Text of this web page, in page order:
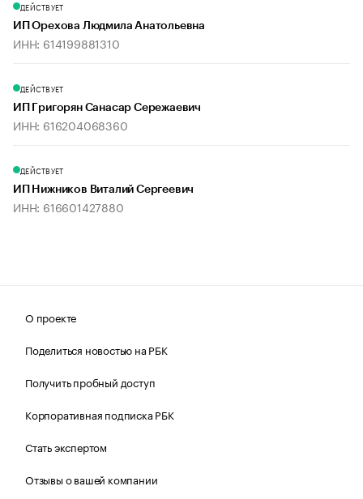
ДЕЙСТВУЕТ
ИП Орехова Людмила Анатольевна
ИНН: 614199881310
ДЕЙСТВУЕТ
ИП Григорян Санасар Сережаевич
ИНН: 616204068360
ДЕЙСТВУЕТ
ИП Нижников Виталий Сергеевич
ИНН: 616601427880
О проекте
Поделиться новостью на РБК
Получить пробный доступ
Корпоративная подписка РБК
Стать экспертом
Отзывы о вашей компании